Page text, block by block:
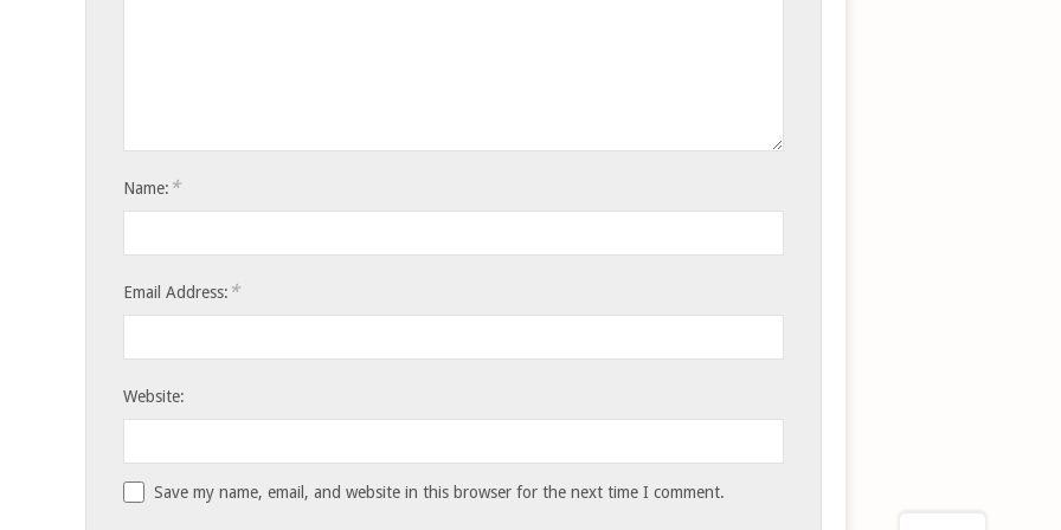
Name: *
Email Address: *
Website:
Save my name, email, and website in this browser for the next time I comment.